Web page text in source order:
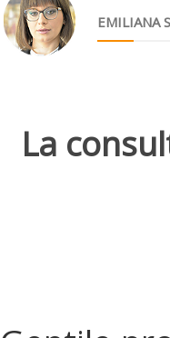
EMILIANA
La